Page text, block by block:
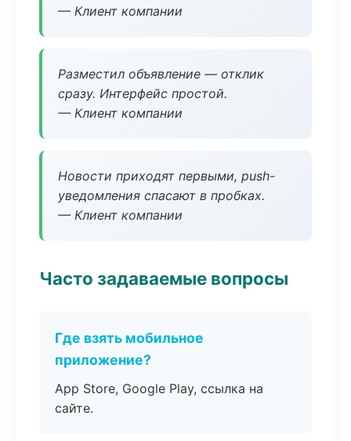
— Клиент компании
Разместил объявление — отклик
сразу. Интерфейс простой.
— Клиент компании
Новости приходят первыми, push-
уведомления спасают в пробках.
— Клиент компании
Часто задаваемые вопросы
Где взять мобильное
приложение?
App Store, Google Play, ссылка на
сайте.